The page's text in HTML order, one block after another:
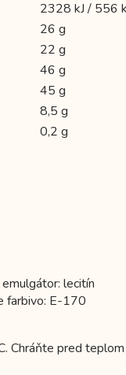
2328 kJ / 556
26 g
22 g
46 g
45 g
8,5 g
0,2 g
lecitín
farbivo: E-170
Chráňte pred teplom